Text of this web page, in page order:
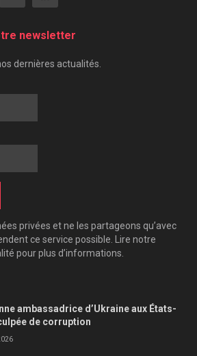
newsletter
dernières actualités.
privées et ne les partageons qu’avec
ce service possible. Lire notre
pour plus d’informations.
ambassadrice d’Ukraine aux États-
de corruption